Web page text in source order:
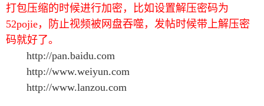
打包压缩的时候进行加密，比如设置解压密码为
52pojie，防止视频被网盘吞噬，发帖时候带上解压密
码就好了。
http://pan.baidu.com
http://www.weiyun.com
http://www.lanzou.com